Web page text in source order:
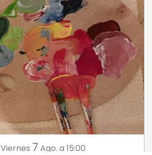
Viernes 7 Ago. a 15:00